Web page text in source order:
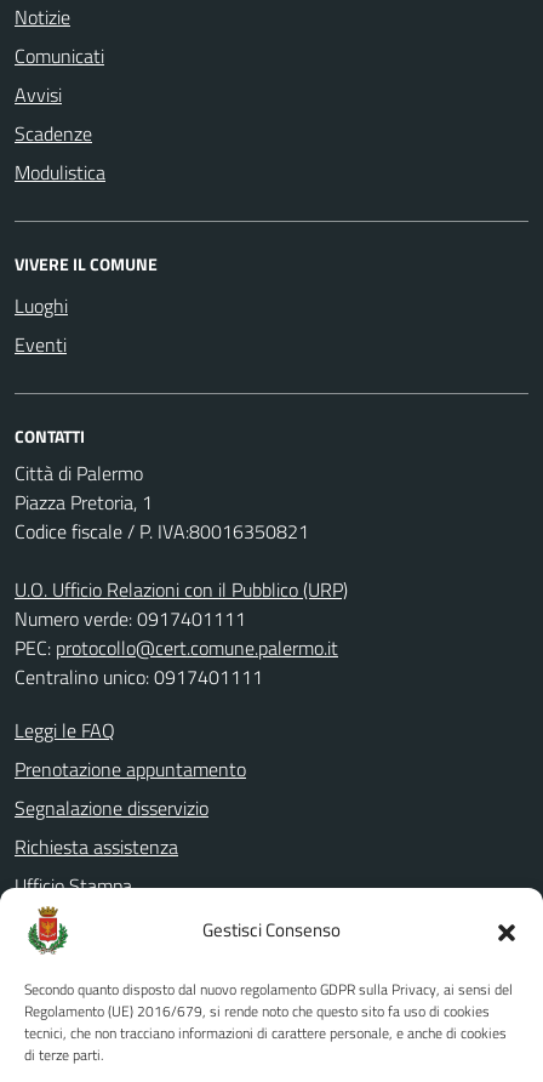
Gestisci Consenso
Secondo quanto disposto dal nuovo regolamento GDPR sulla Privacy, ai sensi del
Regolamento (UE) 2016/679, si rende noto che questo sito fa uso di cookies
tecnici, che non tracciano informazioni di carattere personale, e anche di cookies
di terze parti.
Notizie
Comunicati
Avvisi
Scadenze
Modulistica
VIVERE IL COMUNE
Luoghi
Eventi
CONTATTI
Città di Palermo
Piazza Pretoria, 1
Codice fiscale / P. IVA:80016350821
U.O. Ufficio Relazioni con il Pubblico (URP)
Numero verde: 0917401111
PEC: protocollo@cert.comune.palermo.it
Centralino unico: 0917401111
Leggi le FAQ
Prenotazione appuntamento
Segnalazione disservizio
Richiesta assistenza
Ufficio Stampa
Amministrazione Trasparente
Albo pretorio
Informativa privacy
Note legali